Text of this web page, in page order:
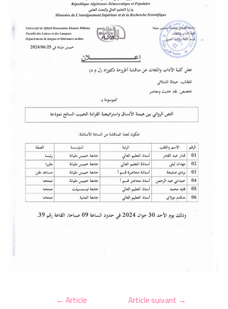
← Article
Article suivant →